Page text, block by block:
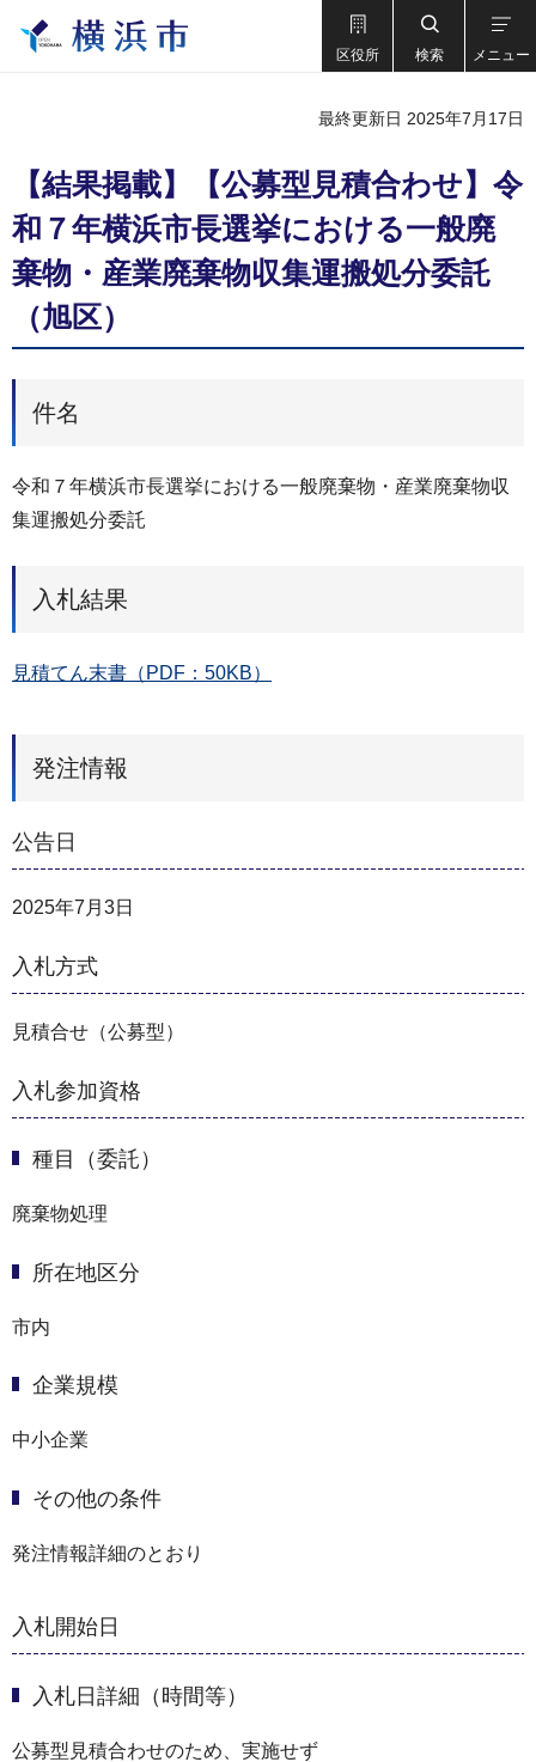
区役所 検索 メニュー
最終更新日 2025年7月17日
【結果掲載】【公募型見積合わせ】令
和７年横浜市長選挙における一般廃
棄物・産業廃棄物収集運搬処分委託
（旭区）
件名
令和７年横浜市長選挙における一般廃棄物・産業廃棄物収
集運搬処分委託
入札結果
見積てん末書（PDF：50KB）
発注情報
公告日
2025年7月3日
入札方式
見積合せ（公募型）
入札参加資格
種目（委託）
廃棄物処理
所在地区分
市内
企業規模
中小企業
その他の条件
発注情報詳細のとおり
入札開始日
入札日詳細（時間等）
公募型見積合わせのため、実施せず